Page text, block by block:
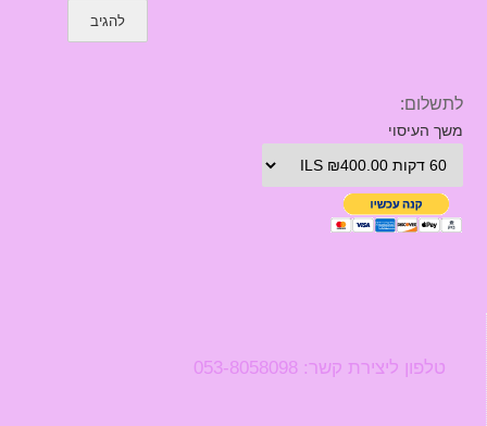
לתשלום:
משך העיסוי
טלפון ליצירת קשר: 053-8058098